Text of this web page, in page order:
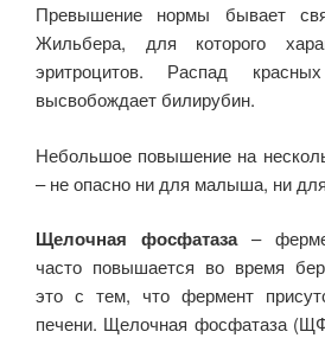
Превышение нормы бывает
Жильбера, для которого
эритроцитов. Распад
высвобождает билирубин.
Небольшое повышение на
– не опасно ни для малыша, ни
Щелочная фосфатаза–
часто повышается во время
это с тем, что фермент
печени. Щелочная фосфатаза